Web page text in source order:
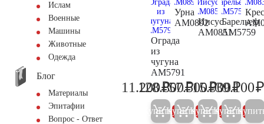
Ислам
Военные
Машины
Животные
Одежда
Блог
Материалы
Эпитафии
Вопрос - Ответ
Ограда
из
чугуна
AM5791
11.800
11.200₽
Купить 5%
Урна
AM0892
135.600
128.800₽
Купить 5%
Иисус
AM0851
60.500
57.500₽
Купить 5%
Барельеф
AM5759
15.900₽
Купить 5%
39.100₽